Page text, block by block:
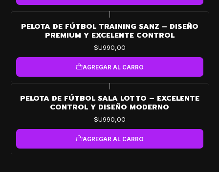
PELOTA DE FÚTBOL TRAINING SANZ – DISEÑO
PREMIUM Y EXCELENTE CONTROL
$U990,00
AGREGAR AL CARRO
PELOTA DE FÚTBOL SALA LOTTO – EXCELENTE
CONTROL Y DISEÑO MODERNO
$U990,00
AGREGAR AL CARRO